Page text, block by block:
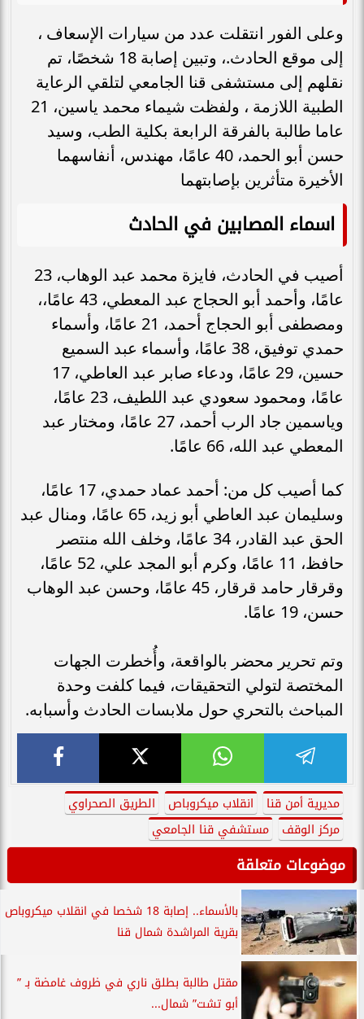
وعلى الفور انتقلت عدد من سيارات الإسعاف ،
إلى موقع الحادث.، وتبين إصابة 18 شخصًا، تم
نقلهم إلى مستشفى قنا الجامعي لتلقي الرعاية
الطبية اللازمة ، ولفظت شيماء محمد ياسين، 21
عاما طالبة بالفرقة الرابعة بكلية الطب، وسيد
حسن أبو الحمد، 40 عامًا، مهندس، أنفاسهما
الأخيرة متأثرين بإصابتهما
اسماء المصابين في الحادث
أصيب في الحادث، فايزة محمد عبد الوهاب، 23
عامًا، وأحمد أبو الحجاج عبد المعطي، 43 عامًا،،
ومصطفى أبو الحجاج أحمد، 21 عامًا، وأسماء
حمدي توفيق، 38 عامًا، وأسماء عبد السميع
حسين، 29 عامًا، ودعاء صابر عبد العاطي، 17
عامًا، ومحمود سعودي عبد اللطيف، 23 عامًا،
وياسمين جاد الرب أحمد، 27 عامًا، ومختار عبد
المعطي عبد الله، 66 عامًا.
كما أصيب كل من: أحمد عماد حمدي، 17 عامًا،
وسليمان عبد العاطي أبو زيد، 65 عامًا، ومنال عبد
الحق عبد القادر، 34 عامًا، وخلف الله منتصر
حافظ، 11 عامًا، وكرم أبو المجد علي، 52 عامًا،
وقرقار حامد قرقار، 45 عامًا، وحسن عبد الوهاب
حسن، 19 عامًا.
وتم تحرير محضر بالواقعة، وأُخطرت الجهات
المختصة لتولي التحقيقات، فيما كلفت وحدة
المباحث بالتحري حول ملابسات الحادث وأسبابه.
مديرية أمن قنا انقلاب ميكروباص
الطريق الصحراوي
مركز الوقف
مستشفي قنا الجامعي
موضوعات متعلقة
بالأسماء.. إصابة 18 شخصا في انقلاب ميكروباص
بقرية المراشدة شمال قنا
مقتل طالبة بطلق ناري في ظروف غامضة بـ ”
أبو تشت” شمال...